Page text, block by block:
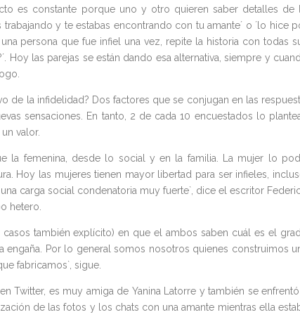
es constante porque uno y otro quieren saber detalles de
y te estabas encontrando con tu amante´ o ´lo hice
persona que fue infiel una vez, repite la historia con todas
Hoy las parejas se están dando esa alternativa, siempre y
de la infidelidad? Dos factores que se conjugan en las
sensaciones. En tanto, 2 de cada 10 encuestados lo
valor.
la femenina, desde lo social y en la familia. La mujer lo
Hoy las mujeres tienen mayor libertad para ser infieles,
carga social condenatoria muy fuerte`, dice el escritor
hetero.
también explícito) en que el ambos saben cuál es el
engaña. Por lo general somos nosotros quienes construimos
fabricamos`, sigue.
Twitter, es muy amiga de Yanina Latorre y también se
de las fotos y los chats con una amante mientras ella